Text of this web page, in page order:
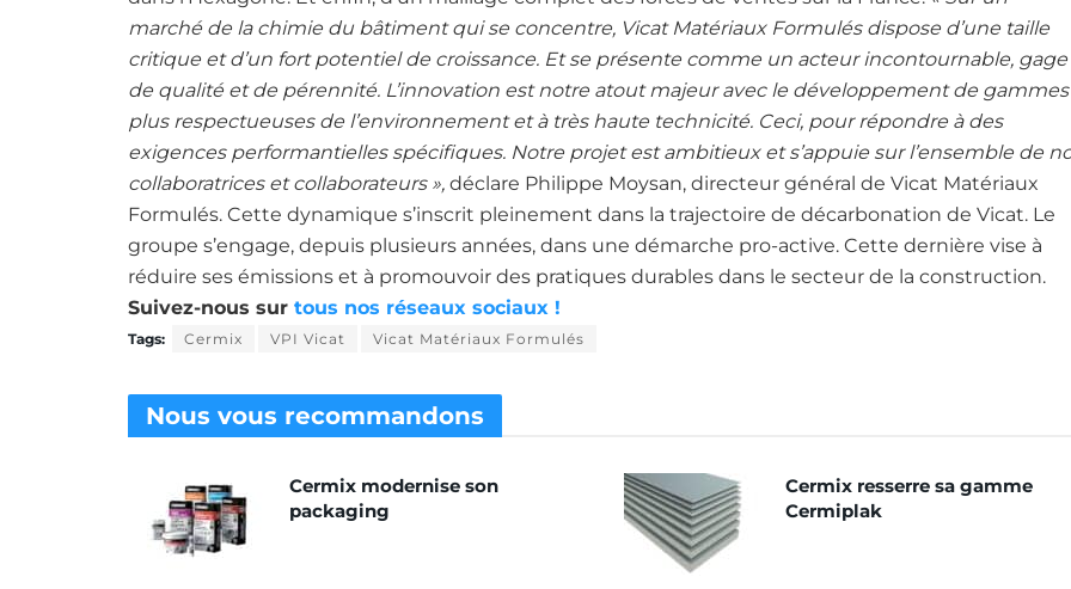
marché de la chimie du bâtiment qui se concentre, Vicat Matériaux Formulés dispose d’une taille
critique et d’un fort potentiel de croissance. Et se présente comme un acteur incontournable, gage
de qualité et de pérennité. L’innovation est notre atout majeur avec le développement de gammes
plus respectueuses de l’environnement et à très haute technicité. Ceci, pour répondre à des
exigences performantielles spécifiques. Notre projet est ambitieux et s’appuie sur l’ensemble de
collaboratrices et collaborateurs », déclare Philippe Moysan, directeur général de Vicat Matériaux
Formulés. Cette dynamique s’inscrit pleinement dans la trajectoire de décarbonation de Vicat. Le
groupe s’engage, depuis plusieurs années, dans une démarche pro-active. Cette dernière vise à
réduire ses émissions et à promouvoir des pratiques durables dans le secteur de la construction.
Suivez-nous sur tous nos réseaux sociaux !
Tags: Cermix VPI Vicat Vicat Matériaux Formulés
Nous vous recommandons
Cermix modernise son
packaging
Cermix resserre sa gamme
Cermiplak